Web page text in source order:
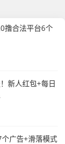
撸合法平台6个
新人红包+每日
广告+滑落模式